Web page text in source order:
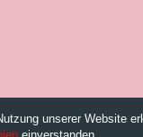
unserer Website